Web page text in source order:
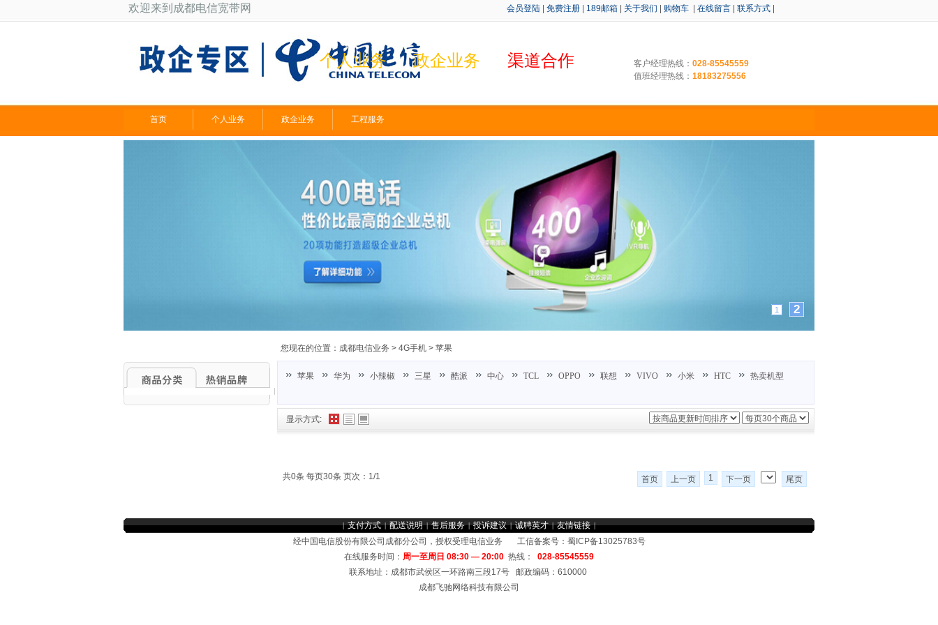
会员登陆 免费注册 189邮箱 关于我们 购物车 在线留言 联系方式
客户经理热线： 028-85545559
值班经理热线： 18183275556
欢迎来到成都电信宽带网
首页 个人业务 政企业务 工程服务
个人业务 政企业务 渠道合作
1 2
显示方式:
共0条 每页30条 页次：1/1 首页 上一页 1 下一页 尾页
您现在的位置： 成都电信业务 > 4G手机 > 苹果
苹果 华为 小辣椒 三星 酷派 中心 TCL OPPO 联想 VIVO 小米 HTC 热卖机型
经中国电信股份有限公司成都分公司，授权受理电信业务 工信备案号： 蜀ICP备13025783号
在线服务时间： 周一至周日 08:30 — 20:00 热线： 028-85545559
联系地址：成都市武侯区一环路南三段17号 邮政编码：610000
成都飞驰网络科技有限公司
|支付方式 |配送说明 |售后服务 |投诉建议 |诚聘英才 |友情链接 |